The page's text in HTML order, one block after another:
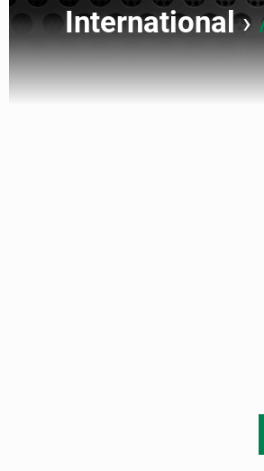
International›